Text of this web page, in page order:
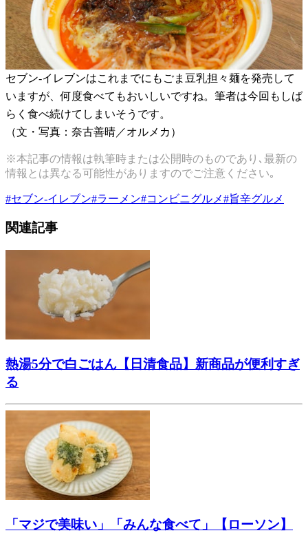
セブン-イレブンはこれまでにもごま豆乳担々麺を発売して
いますが、何度食べてもおいしいですね。筆者は今回もしば
らく食べ続けてしまいそうです。
（文・写真：奈古善晴／オルメカ）
※本記事の情報は執筆時または公開時のものであり､最新の
情報とは異なる可能性がありますのでご注意ください｡
#セブン-イレブン#ラーメン#コンビニグルメ#旨辛グルメ
関連記事
熱湯5分で白ごはん【日清食品】新商品が便利すぎ
る
「マジで美味い」「みんな食べて」【ローソン】